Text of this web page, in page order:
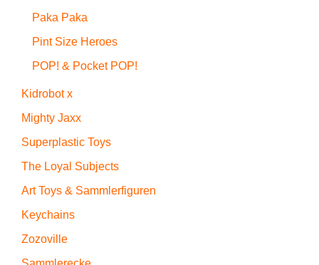
Paka Paka
Pint Size Heroes
POP! & Pocket POP!
Kidrobot x
Mighty Jaxx
Superplastic Toys
The Loyal Subjects
Art Toys & Sammlerfiguren
Keychains
Zozoville